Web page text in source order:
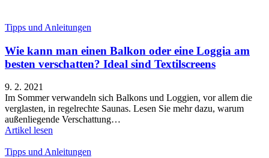
Tipps und Anleitungen
Wie kann man einen Balkon oder eine Loggia am
besten verschatten? Ideal sind Textilscreens
9. 2. 2021
Im Sommer verwandeln sich Balkons und Loggien, vor allem die
verglasten, in regelrechte Saunas. Lesen Sie mehr dazu, warum
außenliegende Verschattung…
Artikel lesen
Tipps und Anleitungen